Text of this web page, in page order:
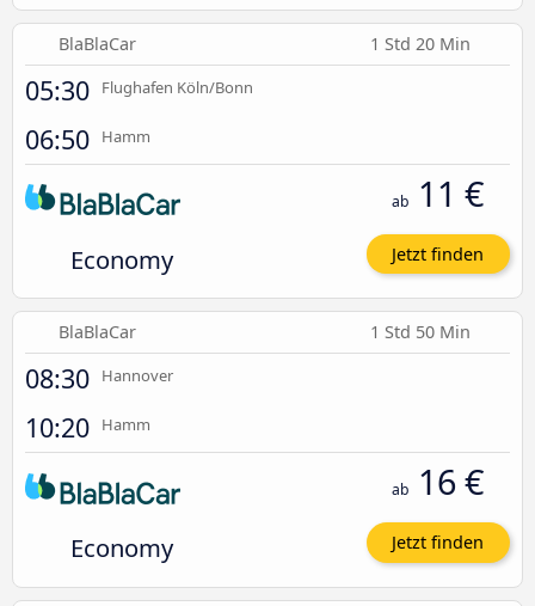
BlaBlaCar 1 Std 20 Min
05:30 Flughafen Köln/Bonn
06:50 Hamm
Economy
ab 11 €
Jetzt finden
BlaBlaCar 1 Std 50 Min
08:30 Hannover
10:20 Hamm
Economy
ab 16 €
Jetzt finden